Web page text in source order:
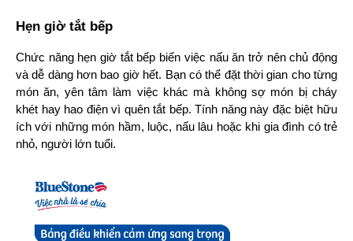
Hẹn giờ tắt bếp
Chức năng hẹn giờ tắt bếp biến việc nấu ăn trở nên chủ động
và dễ dàng hơn bao giờ hết. Bạn có thể đặt thời gian cho từng
món ăn, yên tâm làm việc khác mà không sợ món bị cháy
khét hay hao điện vì quên tắt bếp. Tính năng này đặc biệt hữu
ích với những món hầm, luộc, nấu lâu hoặc khi gia đình có trẻ
nhỏ, người lớn tuổi.